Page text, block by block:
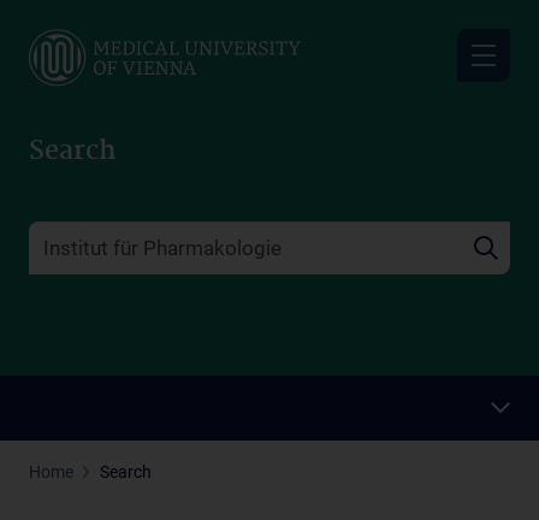
main
Search
Home Search